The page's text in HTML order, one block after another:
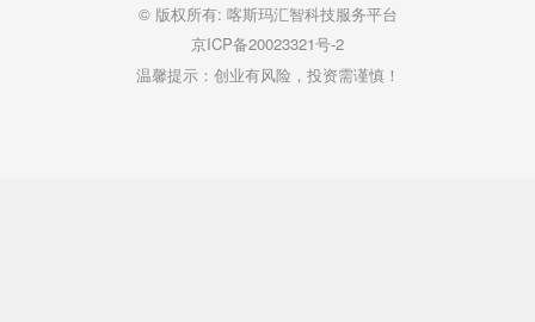
© 版权所有: 喀斯玛汇智科技服务平台
京ICP备20023321号-2
温馨提示：创业有风险，投资需谨慎！